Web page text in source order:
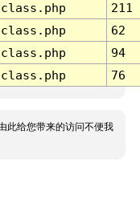
211
62
94
76
此给您带来的访问不便我